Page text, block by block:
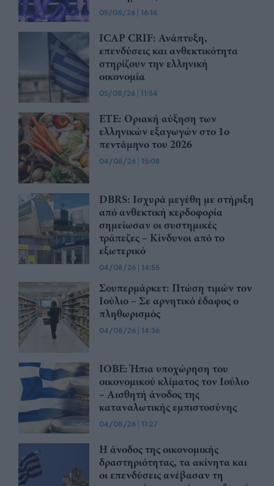
05/08/26 | 16:16
ICAP CRIF: Ανάπτυξη,
επενδύσεις και ανθεκτικότητα
στηρίζουν την ελληνική
οικονομία
05/08/26 | 11:54
ΕΤΕ: Οριακή αύξηση των
ελληνικών εξαγωγών στο 1ο
πεντάμηνο του 2026
04/08/26 | 15:08
DBRS: Ισχυρά μεγέθη με στήριξη
από ανθεκτική κερδοφορία
σημείωσαν οι συστημικές
τράπεζες – Kίνδυνοι από το
εξωτερικό
04/08/26 | 14:55
Σουπερμάρκετ: Πτώση τιμών τον
Ιούλιο – Σε αρνητικό έδαφος ο
πληθωρισμός
04/08/26 | 14:36
ΙΟΒΕ: Ήπια υποχώρηση του
οικονομικού κλίματος τον Ιούλιο
– Αισθητή άνοδος της
καταναλωτικής εμπιστοσύνης
04/08/26 | 11:27
Η άνοδος της οικονομικής
δραστηριότητας, τα ακίνητα και
οι επενδύσεις ανέβασαν τη